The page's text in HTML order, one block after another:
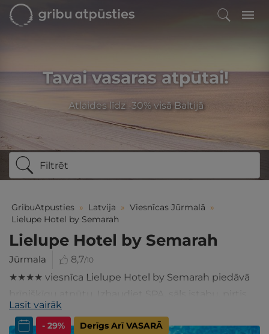
Tavai vasaras atpūtai!
Atlaides līdz -30% visā Baltijā
Filtrēt
GribuAtpusties » Latvija » Viesnīcas Jūrmalā »
Lielupe Hotel by Semarah
Lielupe Hotel by Semarah
Jūrmala 8,7/10
★★★★ viesnīca Lielupe Hotel by Semarah piedāvā
brīnišķīgu atpūtu. Izbaudiet SPA, sāls istabu, pirtis
un 25m baseinu! Semarah Hotel Lielupe Jūs jau
gaida!
Lasīt vairāk
- 29% Derīgs Arī VASARĀ